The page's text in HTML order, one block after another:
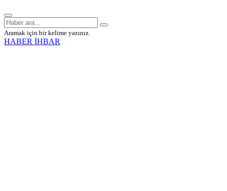
Aramak için bir kelime yazınız.
HABER İHBAR